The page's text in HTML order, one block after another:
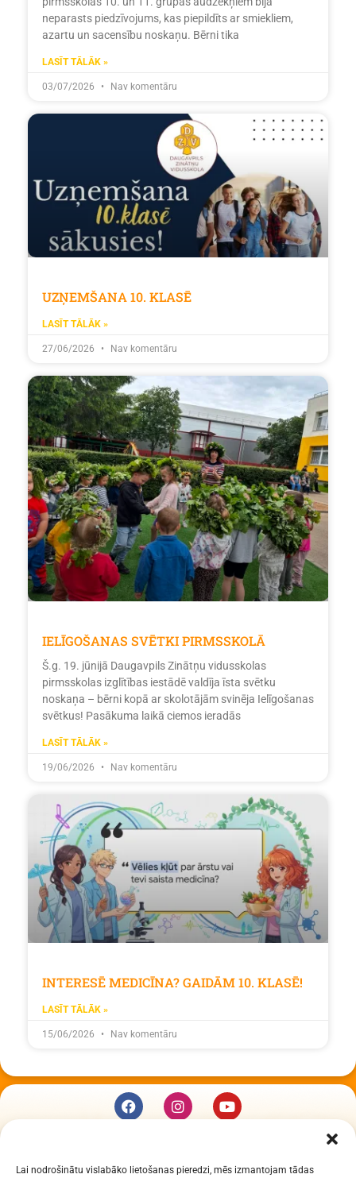
Lai nodrošinātu vislabāko lietošanas pieredzi, mēs izmantojam tādas
neparasts piedzīvojums, kas piepildīts ar smiekliem,
azartu un sacensību noskaņu. Bērni tika
LASĪT TĀLĀK »
03/07/2026 Nav komentāru
UZŅEMŠANA 10. KLASĒ
LASĪT TĀLĀK »
27/06/2026 Nav komentāru
IELĪGOŠANAS SVĒTKI PIRMSSKOLĀ
Š.g. 19. jūnijā Daugavpils Zinātņu vidusskolas
pirmsskolas izglītības iestādē valdīja īsta svētku
noskaņa – bērni kopā ar skolotājām svinēja Ielīgošanas
svētkus! Pasākuma laikā ciemos ieradās
LASĪT TĀLĀK »
19/06/2026 Nav komentāru
INTERESĒ MEDICĪNA? GAIDĀM 10. KLASĒ!
LASĪT TĀLĀK »
15/06/2026 Nav komentāru